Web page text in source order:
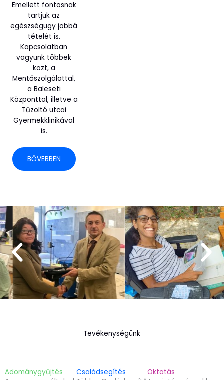
Emellett fontosnak
tartjuk az
egészségügy jobbá
tételét is.
Kapcsolatban
vagyunk többek
közt, a
Mentőszolgálattal,
a Baleseti
Központtal, illetve a
Tűzoltó utcai
Gyermekklinikával
is.
BŐVEBBEN
Tevékenységünk
Adománygyűjtés
Családsegítés
Oktatás